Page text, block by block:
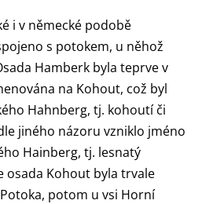
i v německé podobě
s potokem, u něhož
Hamberk byla teprve v
na Kohout, což byl
Hahnberg, tj. kohoutí či
jiného názoru vzniklo jméno
Hainberg, tj. lesnatý
osada Kohout byla trvale
potom u vsi Horní